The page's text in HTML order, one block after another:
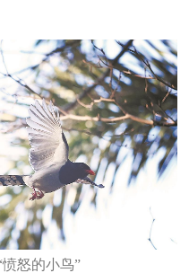
怒的小鸟”